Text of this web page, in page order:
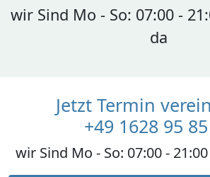
wir Sind Mo - So: 07:00 -
da
Jetzt Termin
+49 1628 95
wir Sind Mo - So: 07:00 -